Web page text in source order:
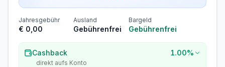
Jahresgebühr
€ 0,00
Ausland
Gebührenfrei
Bargeld
Gebührenfrei
Cashback
direkt aufs Konto
1.00%